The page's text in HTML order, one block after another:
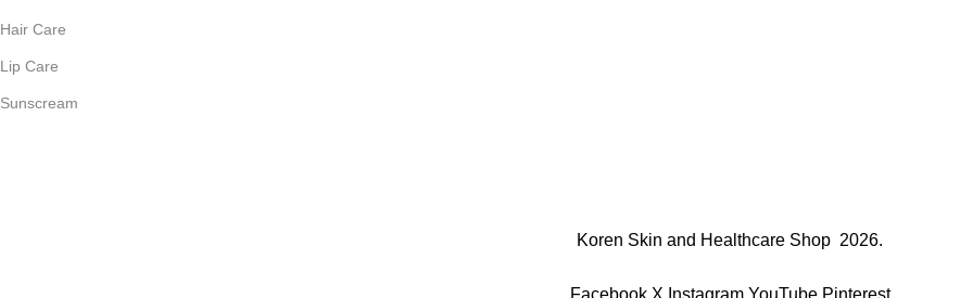
Hair Care
Lip Care
Sunscream
Koren Skin and Healthcare Shop 2026.